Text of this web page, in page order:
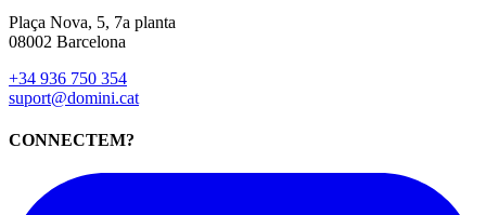
Plaça Nova, 5, 7a planta
08002 Barcelona
+34 936 750 354
suport@domini.cat
CONNECTEM?